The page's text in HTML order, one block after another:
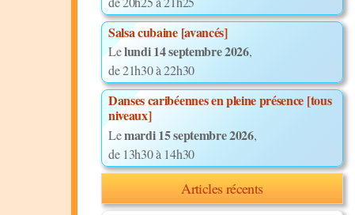
Salsa cubaine [avancés]
Lelundi 14 septembre 2026,
de 21h30 à 22h30
Danses caribéennes en pleine présence [tous
niveaux]
Lemardi 15 septembre 2026,
de 13h30 à 14h30
Articles récents